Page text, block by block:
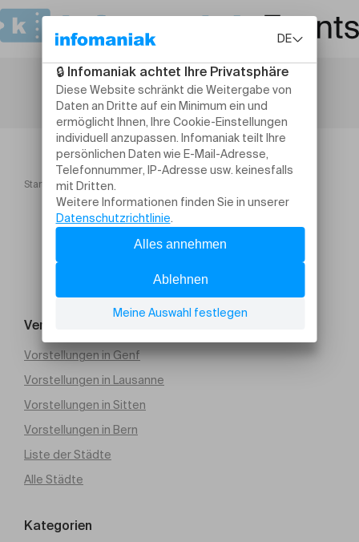
Startseite Visite le mercredi 17 février
Veranstaltung suchen
Vorstellungen in Genf
Vorstellungen in Lausanne
Vorstellungen in Sitten
Vorstellungen in Bern
Liste der Städte
Alle Städte
Kategorien